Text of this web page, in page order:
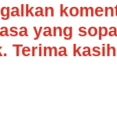
yang
Terima